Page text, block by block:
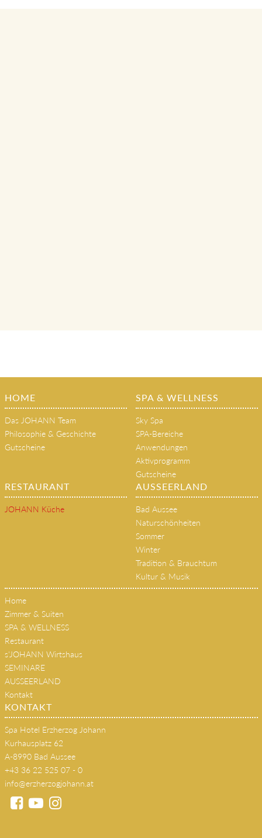
HOME
Das JOHANN Team
Philosophie & Geschichte
Gutscheine
SPA & WELLNESS
Sky Spa
SPA-Bereiche
Anwendungen
Aktivprogramm
Gutscheine
RESTAURANT
JOHANN Küche
AUSSEERLAND
Bad Aussee
Naturschönheiten
Sommer
Winter
Tradition & Brauchtum
Kultur & Musik
Home
Zimmer & Suiten
SPA & WELLNESS
Restaurant
s'JOHANN Wirtshaus
SEMINARE
AUSSEERLAND
Kontakt
KONTAKT
Spa Hotel Erzherzog Johann
Kurhausplatz 62
A-8990 Bad Aussee
+43 36 22 525 07 - 0
info@erzherzogjohann.at